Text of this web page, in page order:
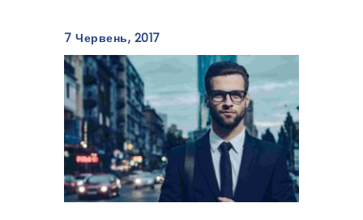
7 Червень, 2017